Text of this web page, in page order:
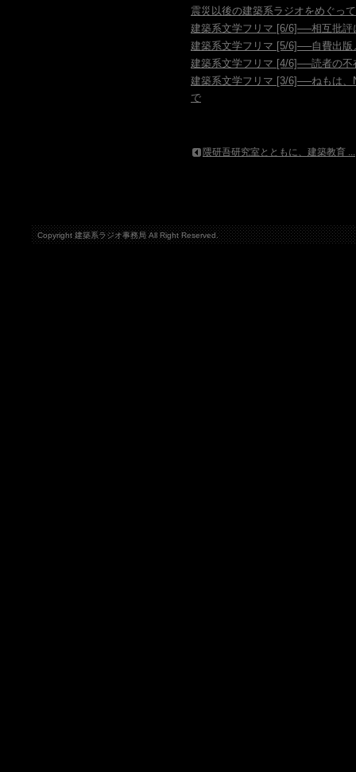
震災以後の建築系ラジオをめぐって
建築系文学フリマ [6/6]──相互批評
建築系文学フリマ [5/6]──自費出版
建築系文学フリマ [4/6]──読者の
建築系文学フリマ [3/6]──ねもは
で
隈研吾研究室とともに、建築教育 ...
Copyright 建築系ラジオ事務局 All Right Reserved.